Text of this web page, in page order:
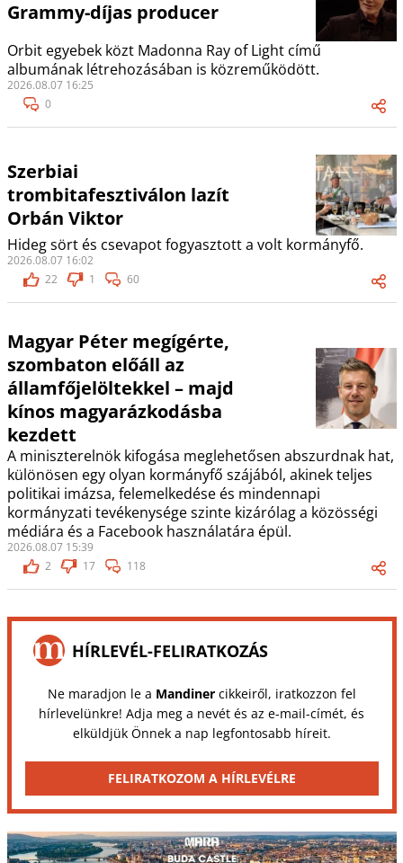
Grammy-díjas producer
Orbit egyebek közt Madonna Ray of Light című
albumának létrehozásában is közreműködött.
2026.08.07 16:25
0
Szerbiai
trombitafesztiválon lazít
Orbán Viktor
Hideg sört és csevapot fogyasztott a volt kormányfő.
2026.08.07 16:02
22
1 60
Magyar Péter megígérte,
szombaton előáll az
államfőjelöltekkel – majd
kínos magyarázkodásba
kezdett
A miniszterelnök kifogása meglehetősen abszurdnak hat,
különösen egy olyan kormányfő szájából, akinek teljes
politikai imázsa, felemelkedése és mindennapi
kormányzati tevékenysége szinte kizárólag a közösségi
médiára és a Facebook használatára épül.
2026.08.07 15:39
2
17 118
HÍRLEVÉL-FELIRATKOZÁS
Ne maradjon le a Mandinercikkeiről, iratkozzon fel
hírlevelünkre! Adja meg a nevét és az e-mail-címét, és
elküldjük Önnek a nap legfontosabb híreit.
FELIRATKOZOM A HÍRLEVÉLRE